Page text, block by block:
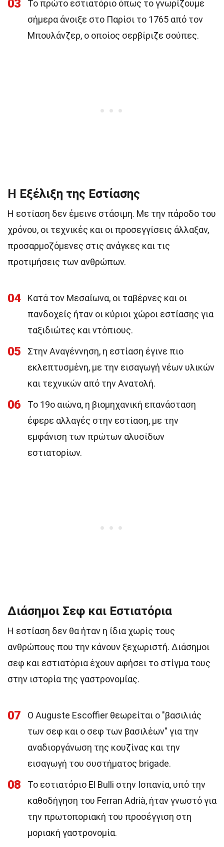
03
Το πρώτο εστιατόριο όπως το γνωρίζουμε
σήμερα άνοιξε στο Παρίσι το 1765 από τον
Μπουλάνζερ, ο οποίος σερβίριζε σούπες.
Η Εξέλιξη της Εστίασης
Η εστίαση δεν έμεινε στάσιμη. Με την πάροδο του
χρόνου, οι τεχνικές και οι προσεγγίσεις άλλαξαν,
προσαρμοζόμενες στις ανάγκες και τις
προτιμήσεις των ανθρώπων.
04
Κατά τον Μεσαίωνα, οι ταβέρνες και οι
πανδοχείς ήταν οι κύριοι χώροι εστίασης για
ταξιδιώτες και ντόπιους.
05
Στην Αναγέννηση, η εστίαση έγινε πιο
εκλεπτυσμένη, με την εισαγωγή νέων υλικών
και τεχνικών από την Ανατολή.
06
Το 19ο αιώνα, η βιομηχανική επανάσταση
έφερε αλλαγές στην εστίαση, με την
εμφάνιση των πρώτων αλυσίδων
εστιατορίων.
Διάσημοι Σεφ και Εστιατόρια
Η εστίαση δεν θα ήταν η ίδια χωρίς τους
ανθρώπους που την κάνουν ξεχωριστή. Διάσημοι
σεφ και εστιατόρια έχουν αφήσει το στίγμα τους
στην ιστορία της γαστρονομίας.
07
Ο Auguste Escoffier θεωρείται ο "βασιλιάς
των σεφ και ο σεφ των βασιλέων" για την
αναδιοργάνωση της κουζίνας και την
εισαγωγή του συστήματος brigade.
08
Το εστιατόριο El Bulli στην Ισπανία, υπό την
καθοδήγηση του Ferran Adrià, ήταν γνωστό για
την πρωτοποριακή του προσέγγιση στη
μοριακή γαστρονομία.